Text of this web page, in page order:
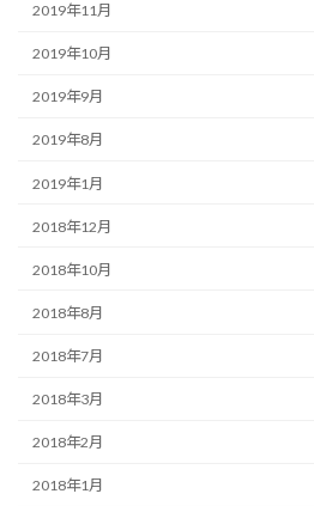
2019年11月
2019年10月
2019年9月
2019年8月
2019年1月
2018年12月
2018年10月
2018年8月
2018年7月
2018年3月
2018年2月
2018年1月